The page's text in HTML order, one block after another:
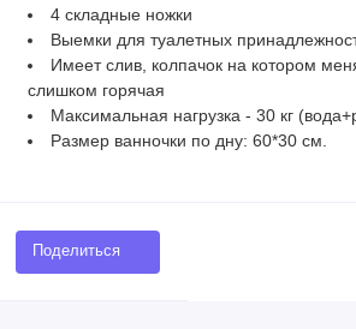
4 складные ножки
Выемки для туалетных
Имеет слив, колпачок на котором
слишком горячая
Максимальная нагрузка - 30 кг
Размер ванночки по дну: 60*30 см.
Поделиться